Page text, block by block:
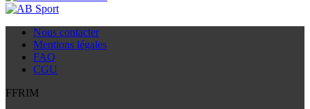
Nous contacter
Mentions légales
FAQ
CGU
FFRIM